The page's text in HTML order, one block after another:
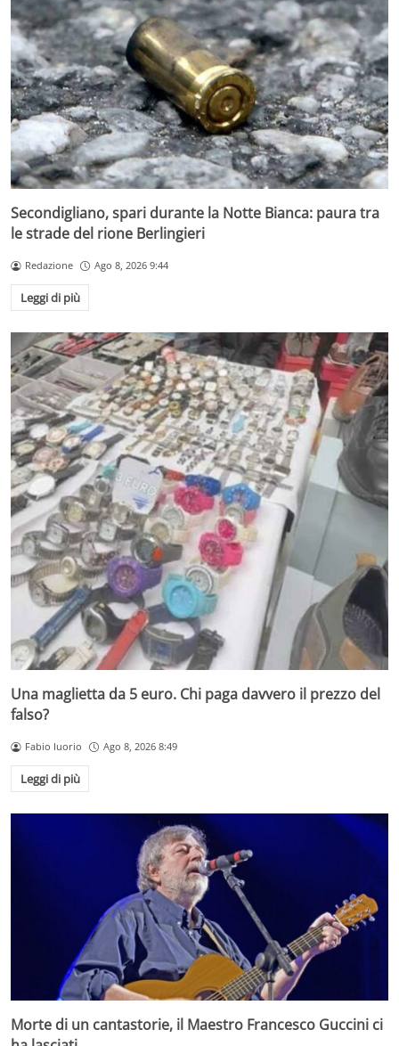
Secondigliano, spari durante la Notte Bianca: paura tra
le strade del rione Berlingieri
Redazione Ago 8, 2026 9:44
Leggi di più
Una maglietta da 5 euro. Chi paga davvero il prezzo del
falso?
Fabio Iuorio Ago 8, 2026 8:49
Leggi di più
Morte di un cantastorie, il Maestro Francesco Guccini ci